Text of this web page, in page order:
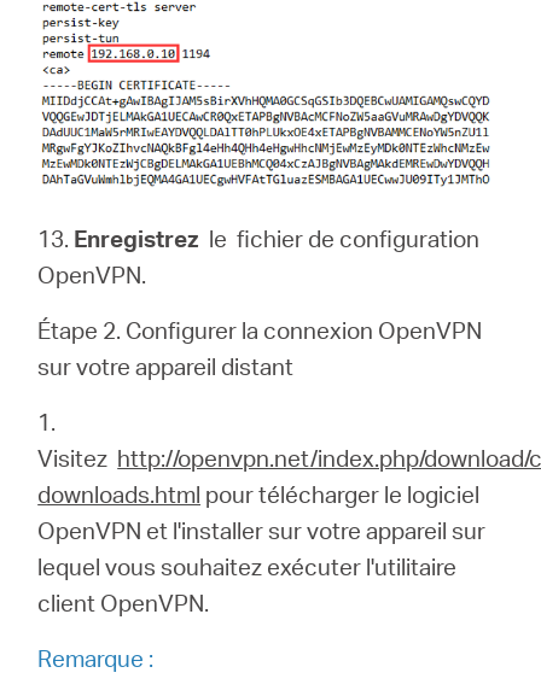
13. Enregistrez le fichier de configuration
OpenVPN.
Étape 2. Configurer la connexion OpenVPN
sur votre appareil distant
1.
Visitez http://openvpn.net/index.php/download/
downloads.html pour télécharger le logiciel
OpenVPN et l'installer sur votre appareil sur
lequel vous souhaitez exécuter l'utilitaire
client OpenVPN.
Remarque :